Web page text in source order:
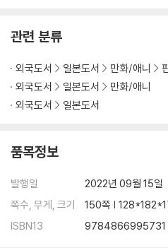
관련 분류
외국도서 일본도서 만화/애니
외국도서
일본도서
만화/애니
외국도서
일본도서
품목정보
발행일
2022년 09월 15일
쪽수, 무게, 크기
150쪽 |
ISBN13
9784866995731